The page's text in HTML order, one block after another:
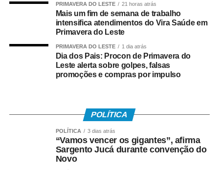
Tem direito ao benefício o trabalhador que:
• Está inscrito no Pis/Pasep há pelo menos cinco anos;
• Trabalhou com carteira assinada por no mínimo 30 dias
• Teve os dados corretamente informados pelo
empregador no e-Social.
Instituído pela Lei nº 7.998/90, o abono salarial pode
PRIMAVERA DO LESTE 21 horas atrás
Mais um fim de semana de trabalho
intensifica atendimentos do Vira Saúde em
Primavera do Leste
PRIMAVERA DO LESTE 1 dia atrás
Dia dos Pais: Procon de Primavera do
Leste alerta sobre golpes, falsas
promoções e compras por impulso
POLÍTICA
POLÍTICA 3 dias atrás
“Vamos vencer os gigantes”, afirma
Sargento Jucá durante convenção do
Novo